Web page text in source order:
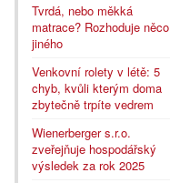
Tvrdá, nebo měkká
matrace? Rozhoduje něco
jiného
Venkovní rolety v létě: 5
chyb, kvůli kterým doma
zbytečně trpíte vedrem
Wienerberger s.r.o.
zveřejňuje hospodářský
výsledek za rok 2025